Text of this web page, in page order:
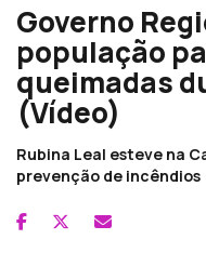
Governo
população
queimadas
(Vídeo)
Rubina Leal esteve na
prevenção de incêndios